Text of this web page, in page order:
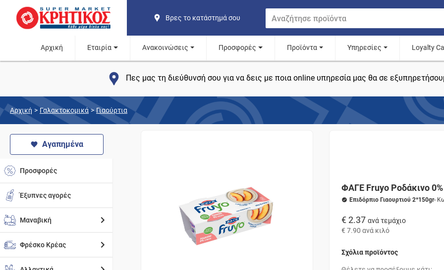
Βρες το κατάστημά σου
Αρχική Εταιρία Ανακοινώσεις Προσφορές Προϊόντα Υπηρεσίες Loyalty
Πες μας τη διεύθυνσή σου για να δεις με ποια online υπηρεσία μας θα σε
Αρχική > Γαλακτοκομικά > Γιαούρτια
Αγαπημένα
Προσφορές
Έξυπνες αγορές
Μαναβική
Φρέσκο Κρέας
ΦΑΓΕ Fruyo Ροδάκινο 0%
Επιδόρπιο Γιαουρτιού 2*150gr-
€ 2.37 ανά τεμάχιο
€ 7.90 ανά κιλό
Σχόλια προϊόντος